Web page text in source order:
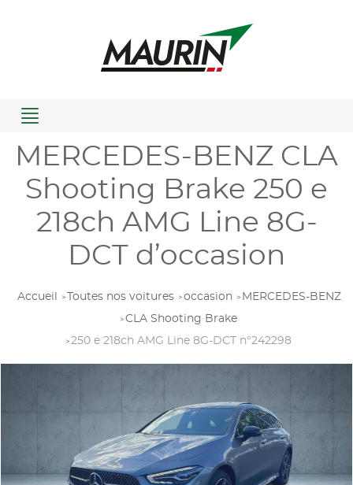
Menu
MERCEDES-BENZ CLA
Shooting Brake 250 e
218ch AMG Line 8G-
DCT d’occasion
Accueil Toutes nos voitures occasion
MERCEDES-BENZ
CLA Shooting Brake
250 e 218ch AMG Line 8G-DCT n°242298